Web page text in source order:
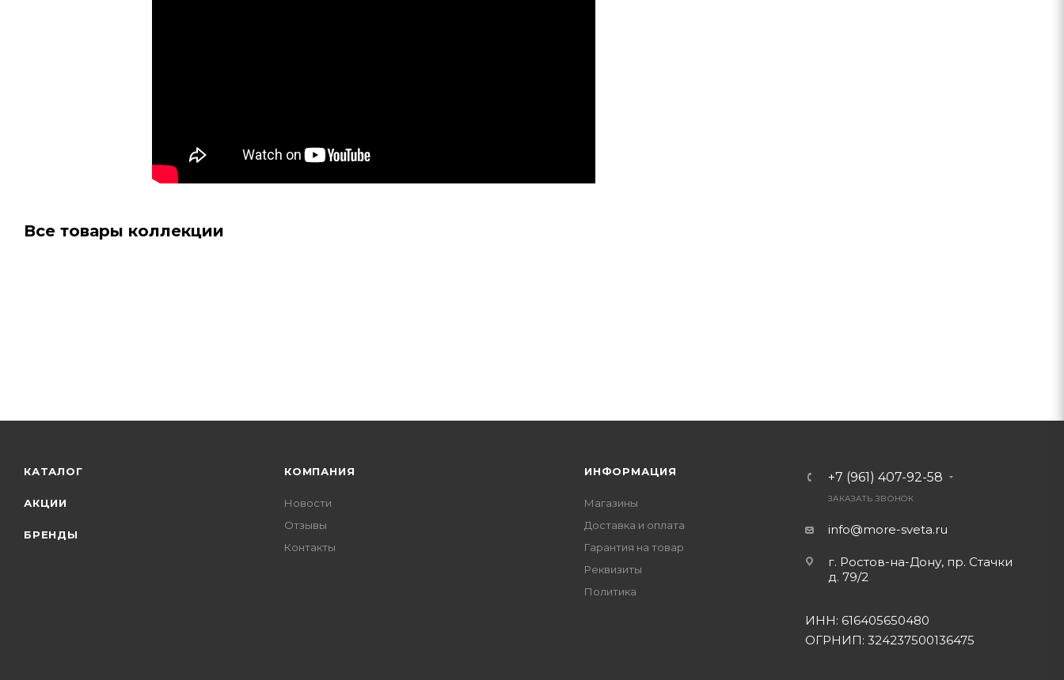
Все товары коллекции
КАТАЛОГ
АКЦИИ
БРЕНДЫ
КОМПАНИЯ
Новости
Отзывы
Контакты
ИНФОРМАЦИЯ
Магазины
Доставка и оплата
Гарантия на товар
Реквизиты
Политика
+7 (961) 407-92-58
ЗАКАЗАТЬ ЗВОНОК
info@more-sveta.ru
г. Ростов-на-Дону, пр. Стачки
д. 79/2
ИНН: 616405650480
ОГРНИП: 324237500136475